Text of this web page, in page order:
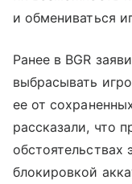
и обмениваться
Ранее в BGR
выбрасывать
ее от
рассказали, что
блокировкой